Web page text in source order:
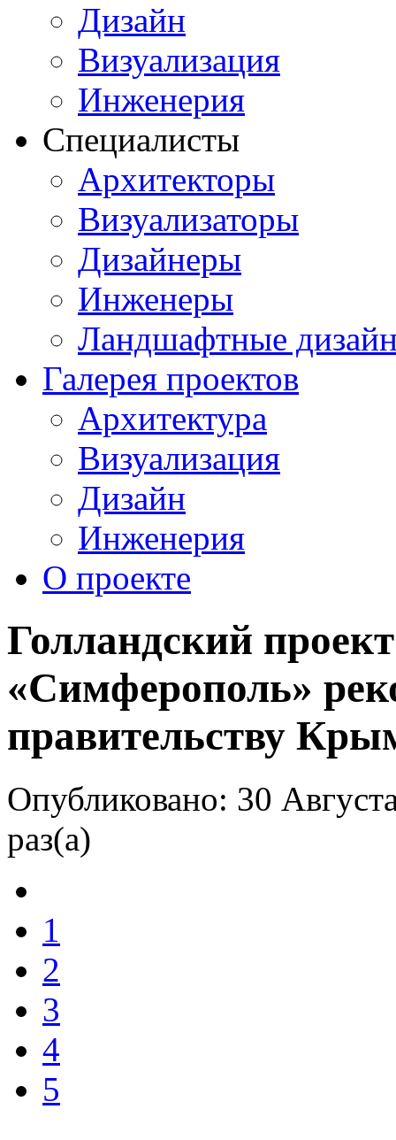
Дизайн
Визуализация
Инженерия
Специалисты
Архитекторы
Визуализаторы
Дизайнеры
Инженеры
Ландшафтные
Галерея проектов
Архитектура
Визуализация
Дизайн
Инженерия
О проекте
Голландский
«Симферополь»
правительству
Опубликовано: 30
раз(а)
1
2
3
4
5